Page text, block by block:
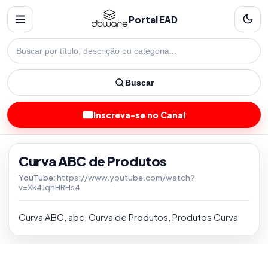
Portal EAD
Buscar
Inscreva-se no Canal
Curva ABC de Produtos
YouTube:https://www.youtube.com/watch?
v=Xk4JqhHRHs4
Curva ABC, abc, Curva de Produtos, Produtos Curva